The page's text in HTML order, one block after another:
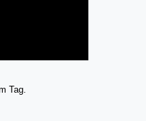
Tag.